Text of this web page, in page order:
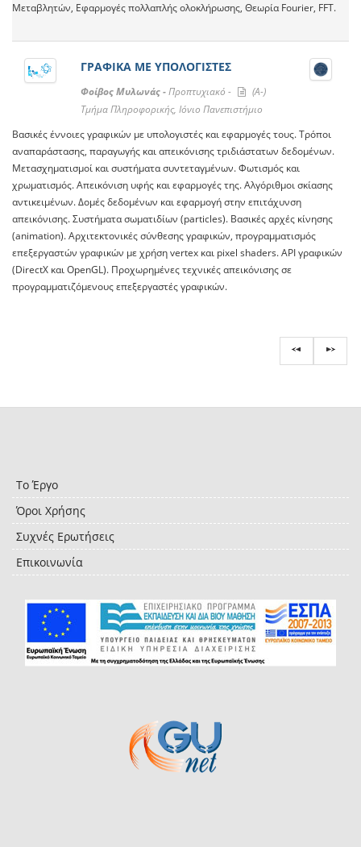
Μεταβλητών, Εφαρμογές πολλαπλής ολοκλήρωσης, Θεωρία Fourier, FFT.
ΓΡΑΦΙΚΑ ΜΕ ΥΠΟΛΟΓΙΣΤΕΣ
Φοίβος Μυλωνάς -Προπτυχιακό -
(A-)
Τμήμα Πληροφορικής, Ιόνιο Πανεπιστήμιο
Βασικές έννοιες γραφικών με υπολογιστές και εφαρμογές τους. Τρόποι
αναπαράστασης, παραγωγής και απεικόνισης τριδιάστατων δεδομένων.
Μετασχηματισμοί και συστήματα συντεταγμένων. Φωτισμός και
χρωματισμός. Απεικόνιση υφής και εφαρμογές της. Αλγόριθμοι σκίασης
αντικειμένων. Δομές δεδομένων και εφαρμογή στην επιτάχυνση
απεικόνισης. Συστήματα σωματιδίων (particles). Βασικές αρχές κίνησης
(animation). Αρχιτεκτονικές σύνθεσης γραφικών, προγραμματισμός
επεξεργαστών γραφικών με χρήση vertex και pixel shaders. API γραφικών
(DirectX και OpenGL). Προχωρημένες τεχνικές απεικόνισης σε
προγραμματιζόμενους επεξεργαστές γραφικών.
Το Έργο
Όροι Χρήσης
Συχνές Ερωτήσεις
Επικοινωνία